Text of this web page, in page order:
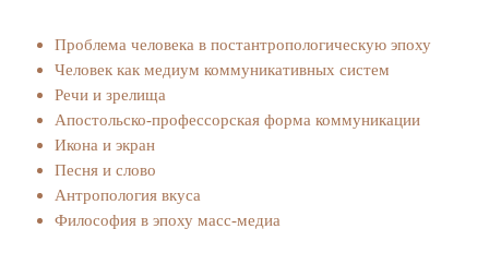
Проблема человека в постантропологическую эпоху
Человек как медиум коммуникативных систем
Речи и зрелища
Апостольско-профессорская форма коммуникации
Икона и экран
Песня и слово
Антропология вкуса
Философия в эпоху масс-медиа